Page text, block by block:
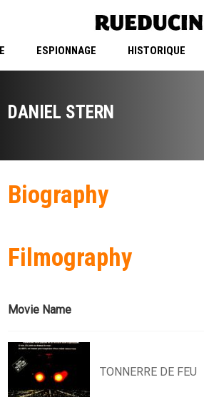
ESPIONNAGE HISTORIQUE
DANIEL STERN
Biography
Filmography
Movie Name
TONNERRE DE FEU